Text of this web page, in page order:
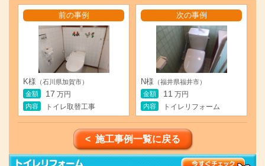
前の事例
K様 （石川県加賀市）
金額
17 万円
内容
トイレ取替工事
次の事例
N様 （福井県福井市）
金額
11 万円
内容
トイレリフォーム
< 施工事例一覧に戻る